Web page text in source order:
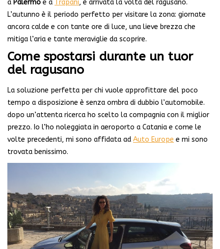
a Palermo e a Trapani, è arrivata la volta del ragusano.
L’autunno è il periodo perfetto per visitare la zona: giornate
ancora calde e con tante ore di luce, una lieve brezza che
mitiga l’aria e tante meraviglie da scoprire.
Come spostarsi durante un tuor
del ragusano
La soluzione perfetta per chi vuole approfittare del poco
tempo a disposizione è senza ombra di dubbio l’automobile.
dopo un’attenta ricerca ho scelto la compagnia con il miglior
prezzo. Io l’ho noleggiata in aeroporto a Catania e come le
volte precedenti, mi sono affidata ad Auto Europe e mi sono
trovata benissimo.